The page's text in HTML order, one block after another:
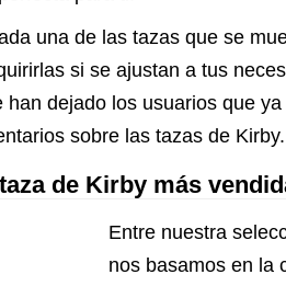
una de las tazas que se
si se ajustan a tus
dejado los usuarios que
sobre las tazas de Kirby.
de Kirby más
Entre nuestra
nos basamos en la